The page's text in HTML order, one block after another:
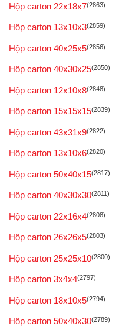
Hộp carton 22x18x7(2863)
Hộp carton 13x10x3(2859)
Hộp carton 40x25x5(2856)
Hộp carton 40x30x25(2850)
Hộp carton 12x10x8(2848)
Hộp carton 15x15x15(2839)
Hộp carton 43x31x9(2822)
Hộp carton 13x10x6(2820)
Hộp carton 50x40x15(2817)
Hộp carton 40x30x30(2811)
Hộp carton 22x16x4(2808)
Hộp carton 26x26x5(2803)
Hộp carton 25x25x10(2800)
Hộp carton 3x4x4(2797)
Hộp carton 18x10x5(2794)
Hộp carton 50x40x30(2789)